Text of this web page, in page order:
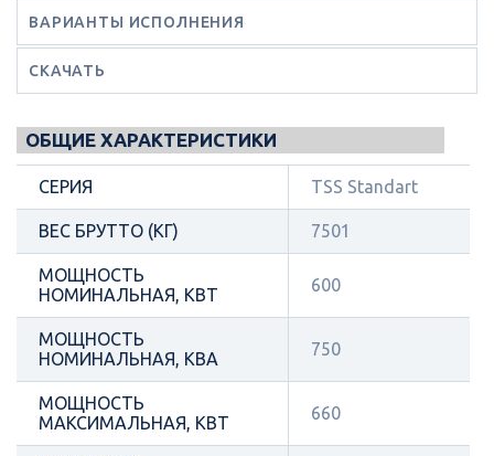
ВАРИАНТЫ ИСПОЛНЕНИЯ
СКАЧАТЬ
ОБЩИЕ ХАРАКТЕРИСТИКИ
СЕРИЯ TSS Standart
ВЕС БРУТТО (КГ) 7501
МОЩНОСТЬ
НОМИНАЛЬНАЯ, КВТ
600
МОЩНОСТЬ
НОМИНАЛЬНАЯ, КВА
750
МОЩНОСТЬ
МАКСИМАЛЬНАЯ, КВТ
660